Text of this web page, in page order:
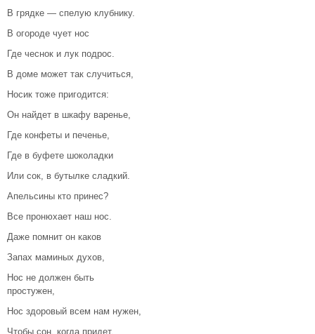
В грядке — спелую клубнику.
В огороде чует нос
Где чеснок и лук подрос.
В доме может так случиться,
Носик тоже пригодится:
Он найдет в шкафу варенье,
Где конфеты и печенье,
Где в буфете шоколадки
Или сок, в бутылке сладкий.
Апельсины кто принес?
Все пронюхает наш нос.
Даже помнит он каков
Запах маминых духов,
Нос не должен быть
простужен,
Нос здоровый всем нам нужен,
Чтобы сон, когда придет,